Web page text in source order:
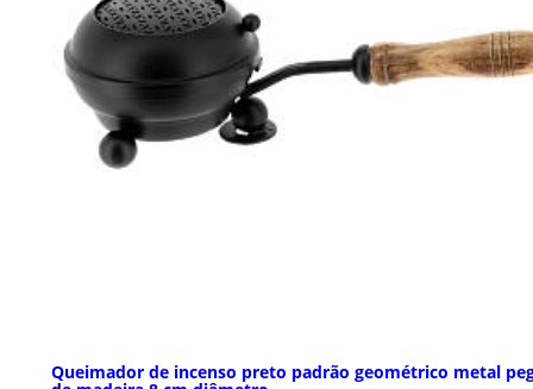
Queimador de incenso preto padrão geométrico metal